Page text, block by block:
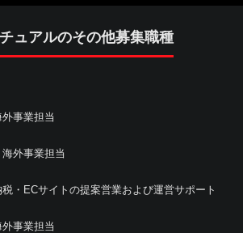
ュアルのその他募集職種
外事業担当
海外事業担当
税・ECサイトの提案営業および運営サポート
外事業担当